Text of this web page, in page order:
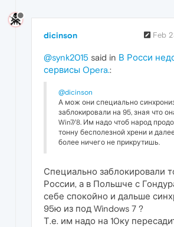
dicinson Feb
@synk2015 said in В Росси
сервисы Opera.:
@dicinson
А мож они специально
заблокировали на 95, зная что
Win7/8. Им надо чтоб народ
тонну бесполезной хрени и
более ничего не прикрутишь.
Специально заблокировали
России, а в Польшче с
себе спокойно и дальше
95ю из под Windows 7 ?
Т.е. им надо на 10ку